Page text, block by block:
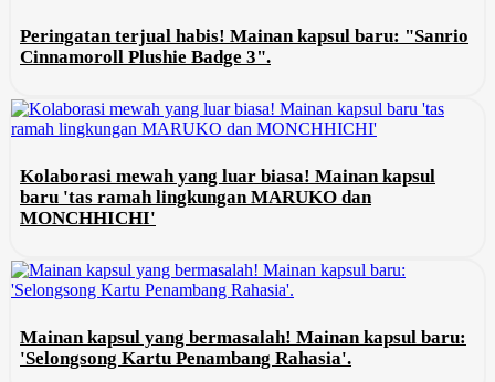
Peringatan terjual habis! Mainan kapsul baru: "Sanrio
Cinnamoroll Plushie Badge 3".
Kolaborasi mewah yang luar biasa! Mainan kapsul
baru 'tas ramah lingkungan MARUKO dan
MONCHHICHI'
Mainan kapsul yang bermasalah! Mainan kapsul baru:
'Selongsong Kartu Penambang Rahasia'.